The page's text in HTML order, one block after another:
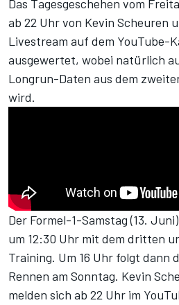
Das Tagesgeschehen vom
ab 22 Uhr von Kevin Scheuren
Livestream auf dem YouTube-
ausgewertet, wobei natürlich
Longrun-Daten aus dem
wird.
Der Formel-1-Samstag (13.
um 12:30 Uhr mit dem dritten
Training. Um 16 Uhr folgt dann
Rennen am Sonntag. Kevin
melden sich ab 22 Uhr im